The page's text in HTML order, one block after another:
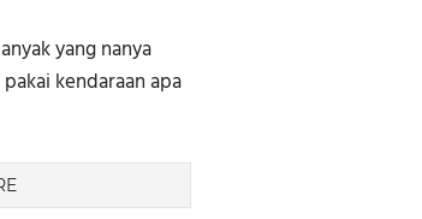
yang nanya
kendaraan apa